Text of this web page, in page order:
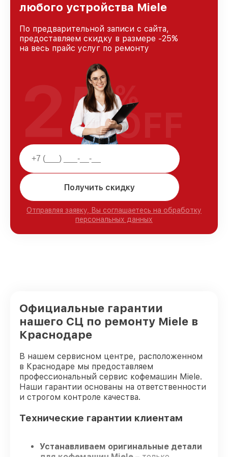
любого устройства Miele
По предварительной записи с сайта,
предоставляем скидку в размере -25%
на весь прайс услуг по ремонту
Получить скидку
Отправляя заявку, Вы соглашаетесь на обработку
персональных данных
25%
OFF
Официальные гарантии
нашего СЦ по ремонту Miele в
Краснодаре
В нашем сервисном центре, расположенном
в Краснодаре мы предоставляем
профессиональный сервис кофемашин Miele.
Наши гарантии основаны на ответственности
и строгом контроле качества.
Технические гарантии клиентам
Устанавливаем оригинальные детали